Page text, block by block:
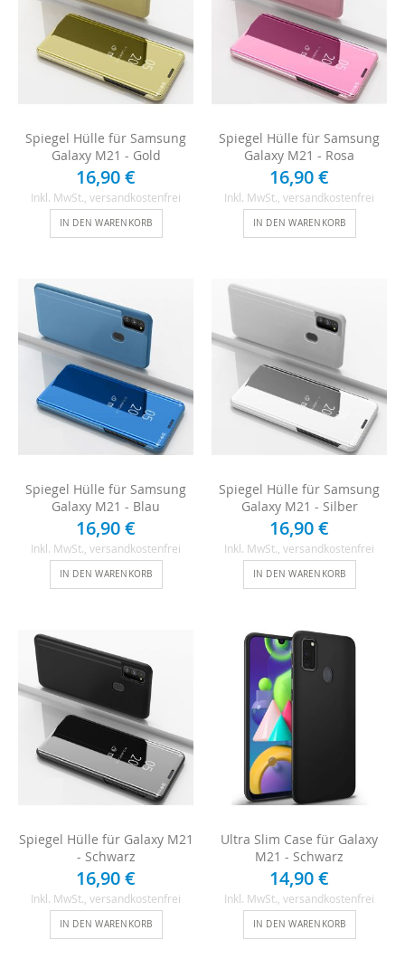
Spiegel Hülle für Samsung
Galaxy M21 - Gold
16,90 €
Inkl. MwSt., versandkostenfrei
IN DEN WARENKORB
Spiegel Hülle für Samsung
Galaxy M21 - Rosa
16,90 €
Inkl. MwSt., versandkostenfrei
IN DEN WARENKORB
Spiegel Hülle für Samsung
Galaxy M21 - Blau
16,90 €
Inkl. MwSt. , versandkostenfrei
IN DEN WARENKORB
Spiegel Hülle für Samsung
Galaxy M21 - Silber
16,90 €
Inkl. MwSt. , versandkostenfrei
IN DEN WARENKORB
Spiegel Hülle für Galaxy M21
- Schwarz
16,90 €
Inkl. MwSt. , versandkostenfrei
IN DEN WARENKORB
Ultra Slim Case für Galaxy
M21 - Schwarz
14,90 €
Inkl. MwSt. , versandkostenfrei
IN DEN WARENKORB